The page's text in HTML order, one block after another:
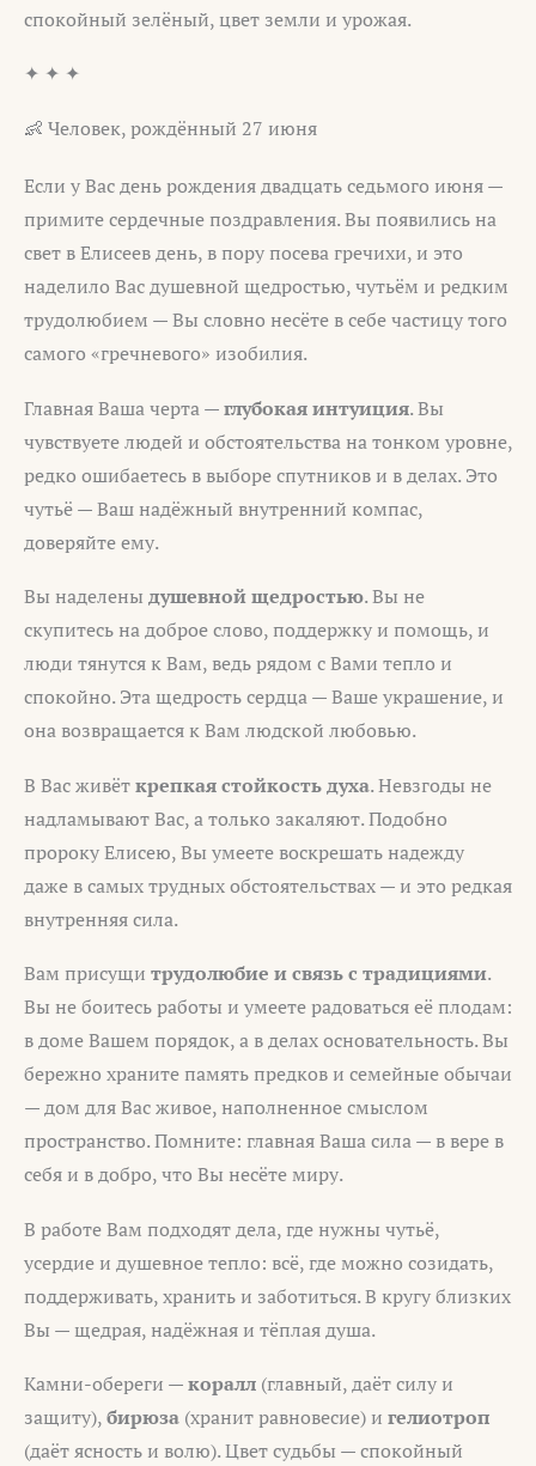
спокойный зелёный, цвет земли и урожая.
✦ ✦ ✦
👶 Человек, рождённый 27 июня
Если у Вас день рождения двадцать седьмого июня —
примите сердечные поздравления. Вы появились на
свет в Елисеев день, в пору посева гречихи, и это
наделило Вас душевной щедростью, чутьём и редким
трудолюбием — Вы словно несёте в себе частицу того
самого «гречневого» изобилия.
Главная Ваша черта —глубокая интуиция. Вы
чувствуете людей и обстоятельства на тонком уровне,
редко ошибаетесь в выборе спутников и в делах. Это
чутьё — Ваш надёжный внутренний компас,
доверяйте ему.
Вы наделены душевной щедростью. Вы не
скупитесь на доброе слово, поддержку и помощь, и
люди тянутся к Вам, ведь рядом с Вами тепло и
спокойно. Эта щедрость сердца — Ваше украшение, и
она возвращается к Вам людской любовью.
В Вас живёткрепкая стойкость духа. Невзгоды не
надламывают Вас, а только закаляют. Подобно
пророку Елисею, Вы умеете воскрешать надежду
даже в самых трудных обстоятельствах — и это редкая
внутренняя сила.
Вам присущи трудолюбие и связь с традициями.
Вы не боитесь работы и умеете радоваться её плодам:
в доме Вашем порядок, а в делах основательность. Вы
бережно храните память предков и семейные обычаи
— дом для Вас живое, наполненное смыслом
пространство. Помните: главная Ваша сила — в вере в
себя и в добро, что Вы несёте миру.
В работе Вам подходят дела, где нужны чутьё,
усердие и душевное тепло: всё, где можно созидать,
поддерживать, хранить и заботиться. В кругу близких
Вы — щедрая, надёжная и тёплая душа.
Камни-обереги —коралл (главный, даёт силу и
защиту),бирюза (хранит равновесие) и гелиотроп
(даёт ясность и волю). Цвет судьбы — спокойный